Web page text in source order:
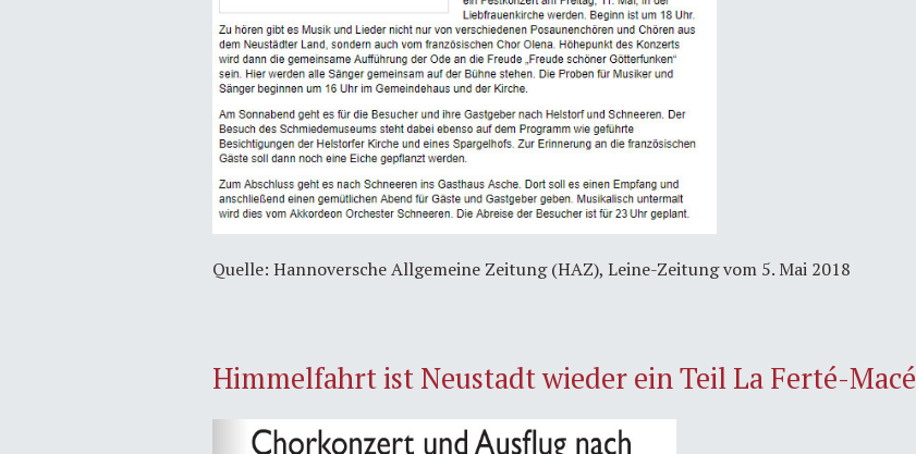
Quelle: Hannoversche Allgemeine Zeitung (HAZ), Leine-Zeitung vom 5. Mai 2018
Himmelfahrt ist Neustadt wieder ein Teil La Ferté-Macé